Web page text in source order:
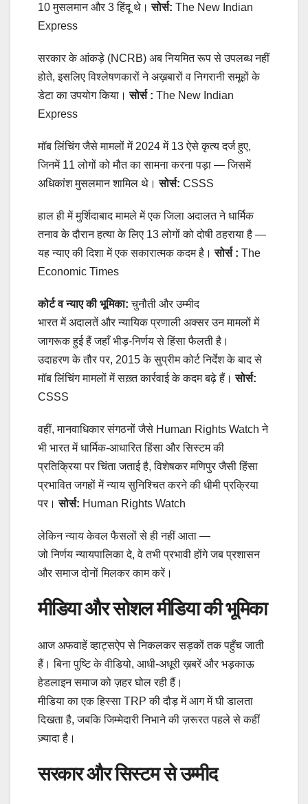
10 मुसलमान और 3 हिंदू थे।सोर्स: The New Indian
Express
सरकार के आंकड़े (NCRB) अब नियमित रूप से उपलब्ध नहीं
होते, इसलिए विश्लेषणकारों ने अख़बारों व निगरानी समूहों के
डेटा का उपयोग किया।सोर्स : The New Indian
Express
मॉब लिंचिंग जैसे मामलों में 2024 में 13 ऐसे कृत्य दर्ज हुए,
जिनमें 11 लोगों को मौत का सामना करना पड़ा — जिसमें
अधिकांश मुसलमान शामिल थे।सोर्स: CSSS
हाल ही में मुर्शिदाबाद मामले में एक जिला अदालत ने धार्मिक
तनाव के दौरान हत्या के लिए 13 लोगों को दोषी ठहराया है —
यह न्याए की दिशा में एक सकारात्मक कदम है।सोर्स : The
Economic Times
कोर्ट व न्याए की भूमिका: चुनौती और उम्मीद
भारत में अदालतें और न्यायिक प्रणाली अक्सर उन मामलों में
जागरूक हुई हैं जहाँ भीड़-निर्णय से हिंसा फैलती है।
उदाहरण के तौर पर, 2015 के सुप्रीम कोर्ट निर्देश के बाद से
मॉब लिंचिंग मामलों में सख़्त कार्रवाई के कदम बढ़े हैं।सोर्स:
CSSS
वहीं, मानवाधिकार संगठनों जैसे Human Rights Watch ने
भी भारत में धार्मिक-आधारित हिंसा और सिस्टम की
प्रतिक्रिया पर चिंता जताई है, विशेषकर मणिपुर जैसी हिंसा
प्रभावित जगहों में न्याय सुनिश्चित करने की धीमी प्रक्रिया
पर।सोर्स: Human Rights Watch
लेकिन न्याय केवल फैसलों से ही नहीं आता —
जो निर्णय न्यायपालिका दे, वे तभी प्रभावी होंगे जब प्रशासन
और समाज दोनों मिलकर काम करें।
मीडिया और सोशल मीडिया की भूमिका
आज अफवाहें व्हाट्सऐप से निकलकर सड़कों तक पहुँच जाती
हैं। बिना पुष्टि के वीडियो, आधी-अधूरी ख़बरें और भड़काऊ
हेडलाइन समाज को ज़हर घोल रही हैं।
मीडिया का एक हिस्सा TRP की दौड़ में आग में घी डालता
दिखता है, जबकि जिम्मेदारी निभाने की ज़रूरत पहले से कहीं
ज़्यादा है।
सरकार और सिस्टम से उम्मीद